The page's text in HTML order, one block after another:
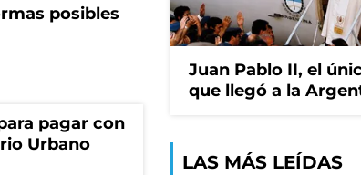
posibles
pagar con
Urbano
Juan Pablo II, el
que llegó a la
LAS MÁS LEÍDAS